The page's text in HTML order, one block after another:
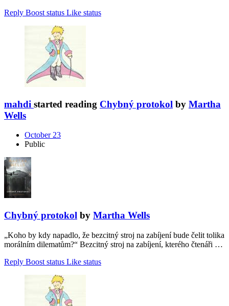
Reply Boost status Like status
mahdi started reading Chybný protokol by Martha
Wells
October 23
Public
Chybný protokol by Martha Wells
„Koho by kdy napadlo, že bezcitný stroj na zabíjení bude čelit tolika
morálním dilematům?“ Bezcitný stroj na zabíjení, kterého čtenáři …
Reply Boost status Like status